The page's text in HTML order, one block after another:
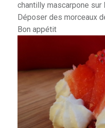
chantilly mascarpone sur
Déposer des morceaux
Bon appétit